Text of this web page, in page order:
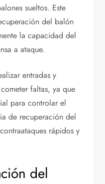
sueltos. Este
del balón
la capacidad del
a ataque.
entradas y
faltas, ya que
para controlar el
de recuperación del
rápidos y
del